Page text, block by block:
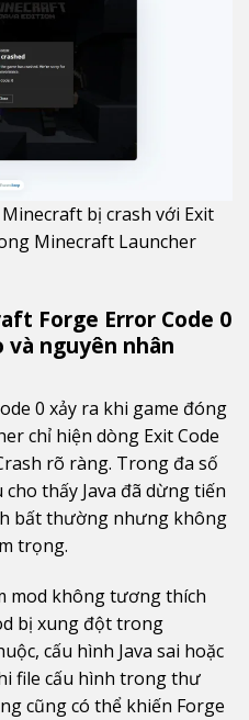
bị crash với Exit
Minecraft Launcher
Forge Error Code 0
nguyên nhân
0 xảy ra khi game đóng
chỉ hiện dòng Exit Code
rõ ràng. Trong đa số
thấy Java đã dừng tiến
bất thường nhưng không
trọng.
mod không tương thích
bị xung đột trong
cấu hình Java sai hoặc
file cấu hình trong thư
cũng có thể khiến Forge